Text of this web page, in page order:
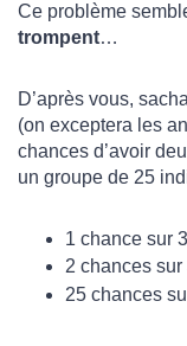
Ce problème
trompent…
D’après vous,
(on exceptera les
chances d’avoir
un groupe de 25
1 chance sur
2 chances
25 chances